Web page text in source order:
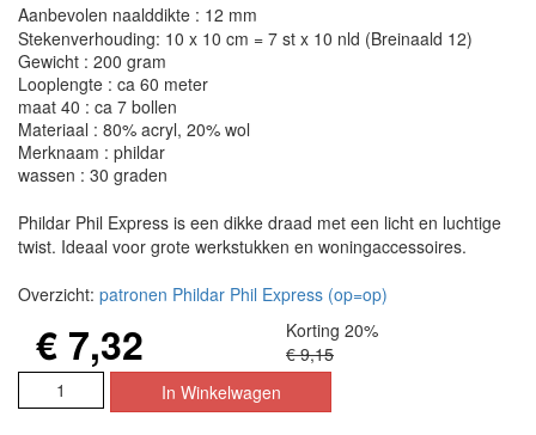
Aanbevolen naalddikte : 12 mm
Stekenverhouding: 10 x 10 cm = 7 st x 10 nld (Breinaald 12)
Gewicht : 200 gram
Looplengte : ca 60 meter
maat 40 : ca 7 bollen
Materiaal : 80% acryl, 20% wol
Merknaam : phildar
wassen : 30 graden
Phildar Phil Express is een dikke draad met een licht en luchtige
twist. Ideaal voor grote werkstukken en woningaccessoires.
Overzicht: patronen Phildar Phil Express (op=op)
€ 7,32
Korting 20%
€ 9,15